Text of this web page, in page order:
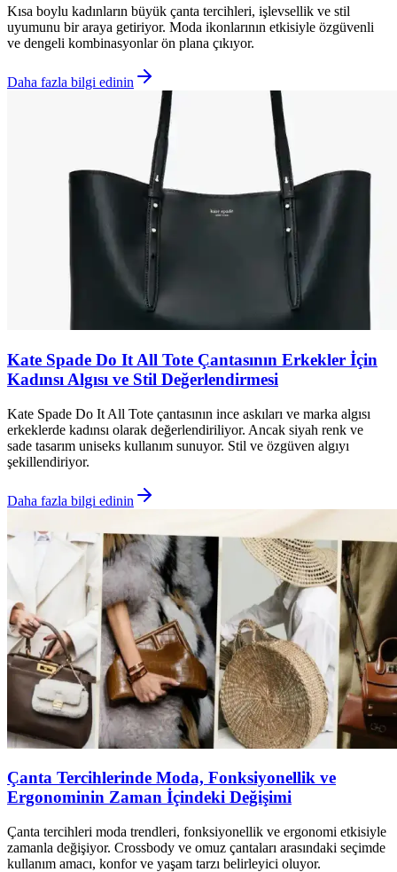
Kısa boylu kadınların büyük çanta tercihleri, işlevsellik ve stil
uyumunu bir araya getiriyor. Moda ikonlarının etkisiyle özgüvenli
ve dengeli kombinasyonlar ön plana çıkıyor.
Daha fazla bilgi edinin
Kate Spade Do It All Tote Çantasının Erkekler İçin
Kadınsı Algısı ve Stil Değerlendirmesi
Kate Spade Do It All Tote çantasının ince askıları ve marka algısı
erkeklerde kadınsı olarak değerlendiriliyor. Ancak siyah renk ve
sade tasarım uniseks kullanım sunuyor. Stil ve özgüven algıyı
şekillendiriyor.
Daha fazla bilgi edinin
Çanta Tercihlerinde Moda, Fonksiyonellik ve
Ergonominin Zaman İçindeki Değişimi
Çanta tercihleri moda trendleri, fonksiyonellik ve ergonomi etkisiyle
zamanla değişiyor. Crossbody ve omuz çantaları arasındaki seçimde
kullanım amacı, konfor ve yaşam tarzı belirleyici oluyor.